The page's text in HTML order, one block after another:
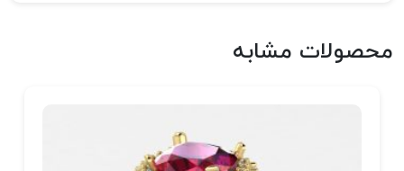
محصولات مشابه